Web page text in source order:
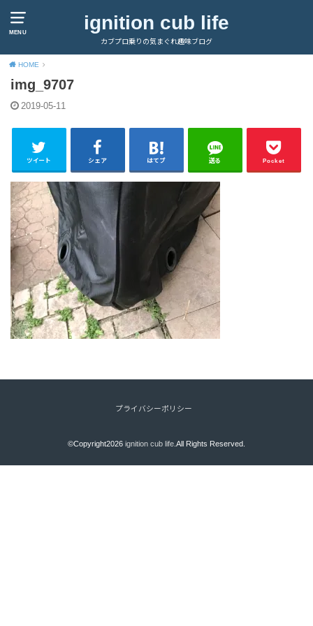
MENU ignition cub life
カブプロ乗りの気まぐれ趣味ブログ
HOME
img_9707
2019-05-11
ツイート シェア はてブ 送る Pocket
プライバシーポリシー
©Copyright2026 ignition cub life.All Rights Reserved.